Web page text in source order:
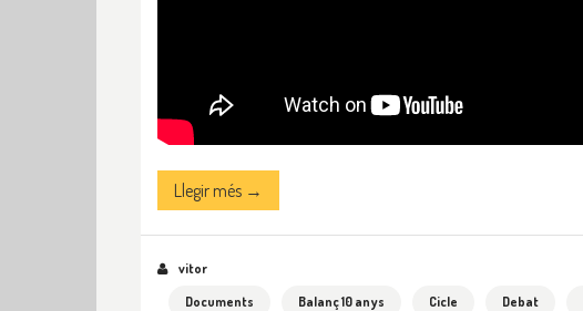
Llegir més →
vitor
Documents
Balanç 10 anys Cicle Debat